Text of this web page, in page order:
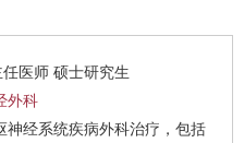
医师 硕士研究生
外科